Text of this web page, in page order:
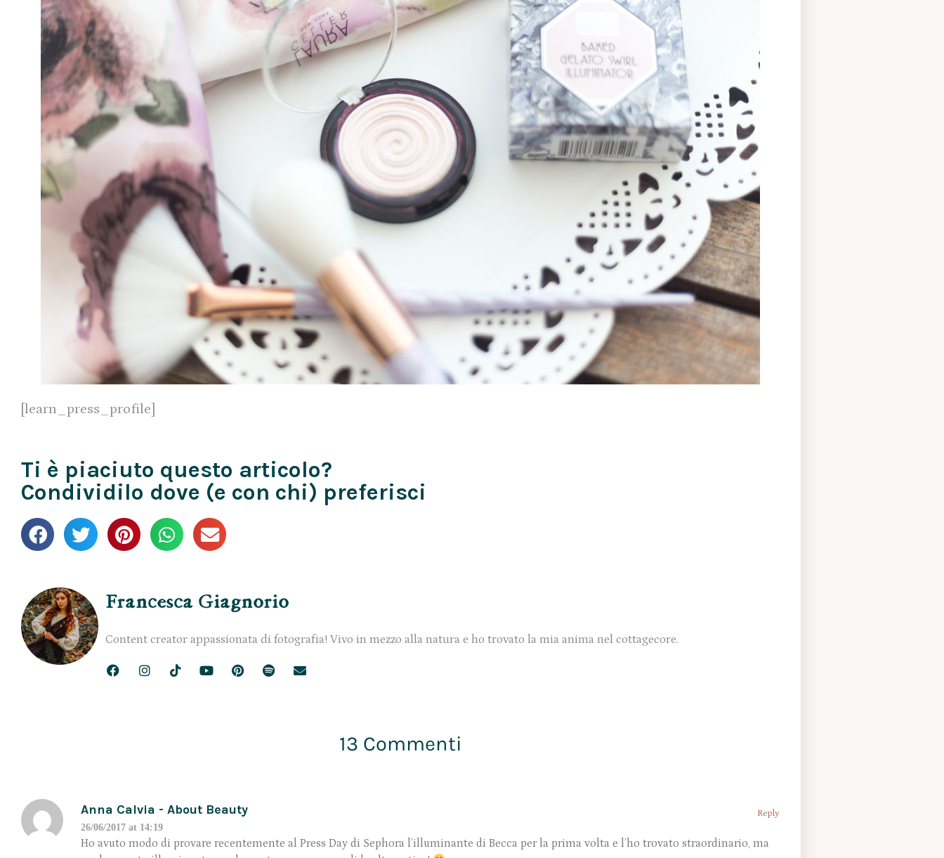
[learn_press_profile]
Ti è piaciuto questo articolo?
Condividilo dove (e con chi) preferisci
Francesca Giagnorio
Content creator appassionata di fotografia! Vivo in mezzo alla natura e ho trovato la mia anima nel cottagecore.
13 Commenti
Anna Calvia - About Beauty
26/06/2017 at 14:19
Reply
Ho avuto modo di provare recentemente al Press Day di Sephora l’illuminante di Becca per la prima volta e l’ho trovato straordinario, ma